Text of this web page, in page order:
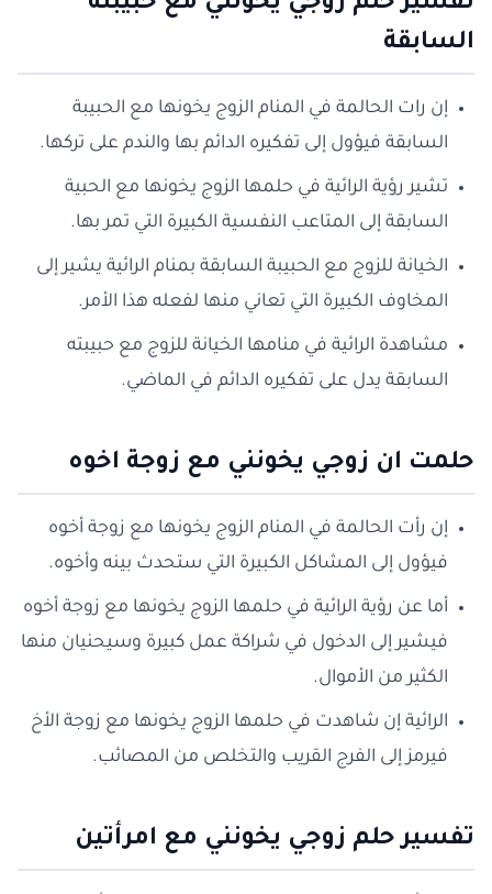
السابقة
إن رات الحالمة في المنام الزوج يخونها مع الحبيبة
السابقة فيؤول إلى تفكيره الدائم بها والندم على تركها.
تشير رؤية الرائية في حلمها الزوج يخونها مع الحبية
السابقة إلى المتاعب النفسية الكبيرة التي تمر بها.
الخيانة للزوج مع الحبيبة السابقة بمنام الرائية يشير إلى
المخاوف الكبيرة التي تعاني منها لفعله هذا الأمر.
مشاهدة الرائية في منامها الخيانة للزوج مع حبيبته
السابقة يدل على تفكيره الدائم في الماضي.
حلمت ان زوجي يخونني مع زوجة اخوه
إن رأت الحالمة في المنام الزوج يخونها مع زوجة أخوه
فيؤول إلى المشاكل الكبيرة التي ستحدث بينه وأخوه.
أما عن رؤية الرائية في حلمها الزوج يخونها مع زوجة أخوه
فيشير إلى الدخول في شراكة عمل كبيرة وسيحنيان منها
الكثير من الأموال.
الرائية إن شاهدت في حلمها الزوج يخونها مع زوجة الأخ
فيرمز إلى الفرج القريب والتخلص من المصائب.
تفسير حلم زوجي يخونني مع امرأتين